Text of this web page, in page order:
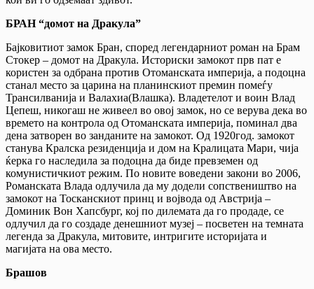
БРАН “домот на Дракула”
Бајковитиот замок Бран, според легендарниот роман на Брам
Стокер – домот на Дракула. Историски замокот прв пат е
користен за одбрана против Отоманската империја, а подоцна
станал место за царина на планинскиот премин помеѓу
Трансилванија и Валахиа(Влашка). Владетелот и воин Влад
Цепеш, никогаш не живеел во овој замок, но се верува дека во
времето на контрола од Отоманската империја, поминал два
дена затворен во занданите на замокот. Од 1920год. замокот
станува Кралска резиденција и дом на Кралицата Мари, чија
ќерка го наследила за подоцна да биде превземен од
комунистичкиот режим. По новите воведени закони во 2006,
Романската Влада одлучила да му додели сопствеништво на
замокот на Тосканскиот принц и војвода од Австрија –
Доминик Вон Хапсбург, кој по дилемата да го продаде, се
одлучил да го создаде денешниот музеј – посветен на темната
легенда за Дракула, митовите, интригите историјата и
магијата на ова место.
Брашов